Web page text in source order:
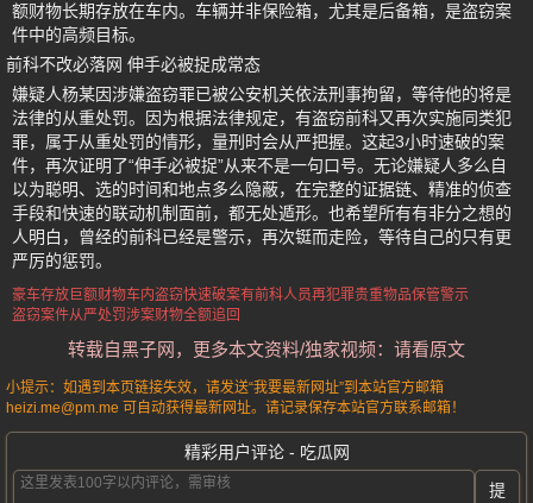
额财物长期存放在车内。车辆并非保险箱，尤其是后备箱，是盗窃案
件中的高频目标。
前科不改必落网 伸手必被捉成常态
嫌疑人杨某因涉嫌盗窃罪已被公安机关依法刑事拘留，等待他的将是
法律的从重处罚。因为根据法律规定，有盗窃前科又再次实施同类犯
罪，属于从重处罚的情形，量刑时会从严把握。这起3小时速破的案
件，再次证明了“伸手必被捉”从来不是一句口号。无论嫌疑人多么自
以为聪明、选的时间和地点多么隐蔽，在完整的证据链、精准的侦查
手段和快速的联动机制面前，都无处遁形。也希望所有有非分之想的
人明白，曾经的前科已经是警示，再次铤而走险，等待自己的只有更
严厉的惩罚。
豪车存放巨额财物车内盗窃快速破案有前科人员再犯罪贵重物品保管警示
盗窃案件从严处罚涉案财物全额追回
转载自黑子网，更多本文资料/独家视频：请看原文
小提示：如遇到本页链接失效，请发送“我要最新网址”到本站官方邮箱
heizi.me@pm.me 可自动获得最新网址。请记录保存本站官方联系邮箱！
精彩用户评论 - 吃瓜网
提